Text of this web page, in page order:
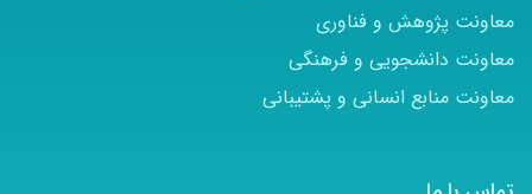
معاونت پژوهش و فناوری
معاونت دانشجویی و فرهنگی
معاونت منابع انسانی و پشتیبانی